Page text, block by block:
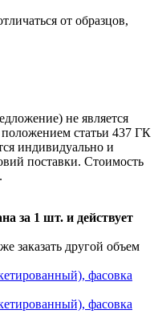
от образцов,
не является
статьи 437 ГК
индивидуально и
поставки. Стоимость
за 1 шт. и действует
заказать другой объем
фасовка
фасовка